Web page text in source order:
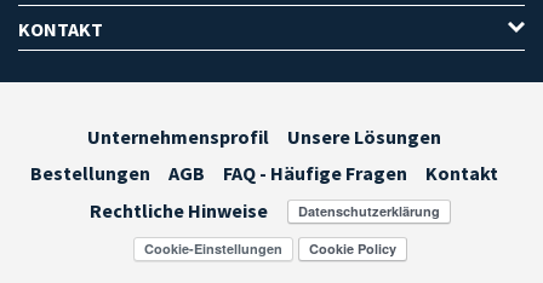
KONTAKT
Unternehmensprofil
Unsere Lösungen
Bestellungen
AGB FAQ - Häufige Fragen
Kontakt
Rechtliche Hinweise
Cookie-Einstellungen